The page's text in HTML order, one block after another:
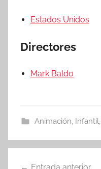
Estados Unidos
Directores
Mark Baldo
Animación, Infantil,